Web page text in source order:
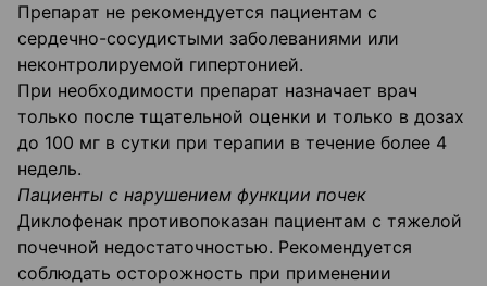
Препарат не рекомендуется пациентам с
сердечно-сосудистыми заболеваниями или
неконтролируемой гипертонией.
При необходимости препарат назначает врач
только после тщательной оценки и только в дозах
до 100 мг в сутки при терапии в течение более 4
недель.
Пациенты с нарушением функции почек
Диклофенак противопоказан пациентам с тяжелой
почечной недостаточностью. Рекомендуется
соблюдать осторожность при применении